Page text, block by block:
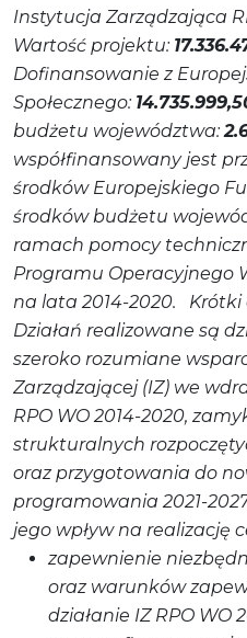
Instytucja Zarządzająca
Wartość projektu:
Dofinansowanie z
Społecznego:
budżetu województwa:
współfinansowany jest
środków Europejskiego
środków budżetu
ramach pomocy
Programu Operacyjnego
na lata 2014-2020.
Krótki
Działań realizowane są
szeroko rozumiane
Zarządzającej (IZ) we
RPO WO 2014-2020,
strukturalnych
oraz przygotowania do
programowania 2021-
jego wpływ na realizację
zapewnienie
oraz warunków
działanie IZ RPO WO